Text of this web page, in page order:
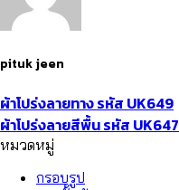
pituk jeen
ผ้าโปร่งลายทาง รหัส UK649
ผ้าโปร่งลายสีพื้น รหัส UK647
หมวดหมู่
กรอบรูป